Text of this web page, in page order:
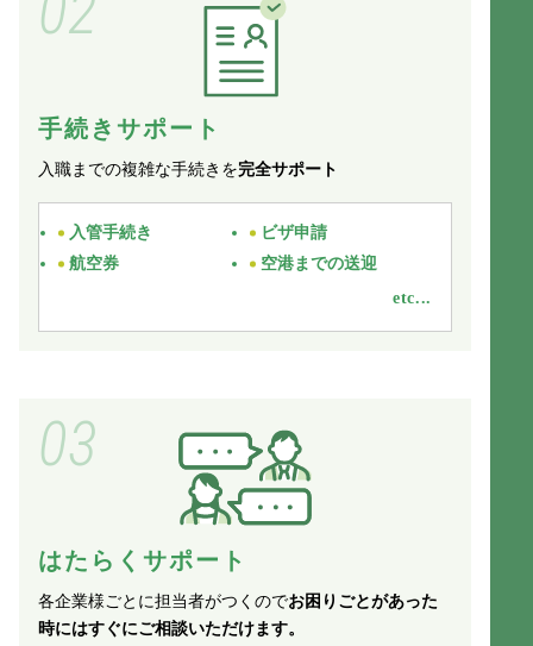
手続きサポート
入職までの複雑な手続きを完全サポート
入管手続き
ビザ申請
航空券
空港までの送迎
etc...
03
はたらくサポート
各企業様ごとに担当者がつくのでお困りごとがあった
時にはすぐにご相談いただけます。